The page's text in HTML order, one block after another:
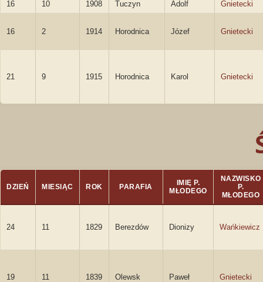
16 10 1908 Tuczyn Adolf Gnietecki
16 2 1914 Horodnica Józef Gnietecki
21 9 1915 Horodnica Karol Gnietecki
DZIEŃ MIESIĄC ROK PARAFIA
IMIĘ P.
MŁODEGO
NAZWISKO
P.
MŁODEGO
24 11 1829 Berezdów Dionizy Wańkiewicz
19 11 1839 Olewsk Paweł Gnietecki